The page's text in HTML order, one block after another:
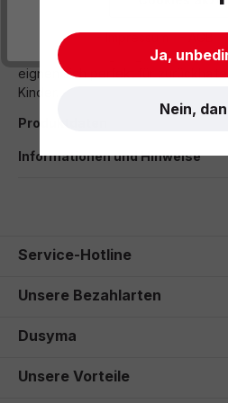
Die angenehm griffigen Bälle sind
eignen sich perfekt für
Kinder.
Produktdaten
Informationen und Hinweise
Service-Hotline
Unsere Bezahlarten
Dusyma
Unsere Vorteile
- Impressum - AGB
Ja,
Nein,